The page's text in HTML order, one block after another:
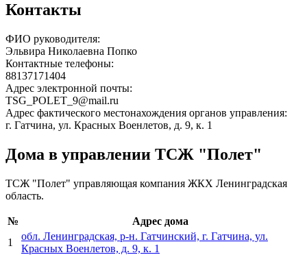
Контакты
ФИО руководителя:
Эльвира Николаевна Попко
Контактные телефоны:
88137171404
Адрес электронной почты:
TSG_POLET_9@mail.ru
Адрес фактического местонахождения органов управления:
г. Гатчина, ул. Красных Военлетов, д. 9, к. 1
Дома в управлении ТСЖ "Полет"
ТСЖ "Полет" управляющая компания ЖКХ Ленинградская
область.
№
Адрес дома
1
обл. Ленинградская, р-н. Гатчинский, г. Гатчина, ул.
Красных Военлетов, д. 9, к. 1